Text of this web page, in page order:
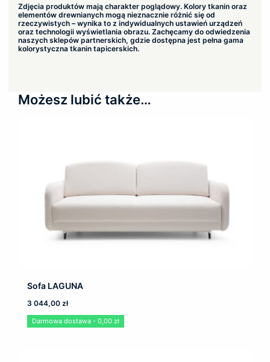
Zdjęcia produktów mają charakter poglądowy. Kolory tkanin oraz
elementów drewnianych mogą nieznacznie różnić się od
rzeczywistych – wynika to z indywidualnych ustawień urządzeń
oraz technologii wyświetlania obrazu. Zachęcamy do odwiedzenia
naszych sklepów partnerskich, gdzie dostępna jest pełna gama
kolorystyczna tkanin tapicerskich.
Możesz lubić także…
Sofa LAGUNA
3 044,00 zł
Darmowa dostawa - 0,00 zł